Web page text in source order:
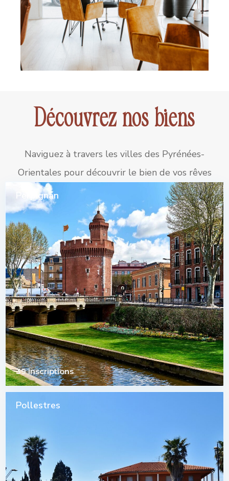
Découvrez nos biens
Naviguez à travers les villes des Pyrénées-
Orientales pour découvrir le bien de vos rêves
Perpignan
39 inscriptions
Pollestres